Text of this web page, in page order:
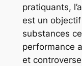
pratiquants,
est un objectif
substances
performance
et